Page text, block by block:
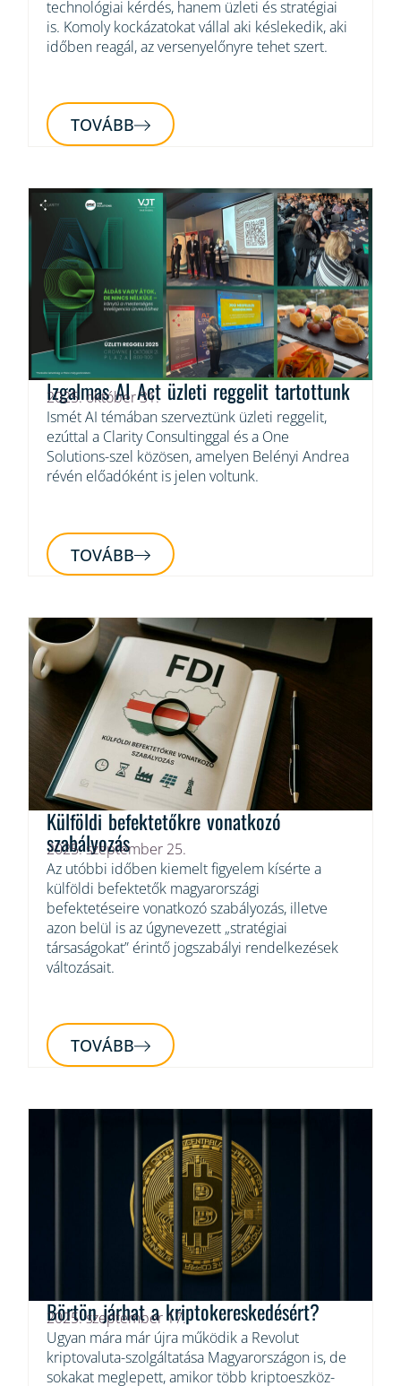
technológiai kérdés, hanem üzleti és stratégiai
is. Komoly kockázatokat vállal aki késlekedik, aki
időben reagál, az versenyelőnyre tehet szert.
TOVÁBB
Izgalmas AI Act üzleti reggelit tartottunk
2025. október 31.
Ismét AI témában szerveztünk üzleti reggelit,
ezúttal a Clarity Consultinggal és a One
Solutions-szel közösen, amelyen Belényi Andrea
révén előadóként is jelen voltunk.
TOVÁBB
Külföldi befektetőkre vonatkozó
szabályozás
2025. szeptember 25.
Az utóbbi időben kiemelt figyelem kísérte a
külföldi befektetők magyarországi
befektetéseire vonatkozó szabályozás, illetve
azon belül is az úgynevezett „stratégiai
társaságokat” érintő jogszabályi rendelkezések
változásait.
TOVÁBB
Börtön járhat a kriptokereskedésért?
2025. szeptember 17.
Ugyan mára már újra működik a Revolut
kriptovaluta-szolgáltatása Magyarországon is, de
sokakat meglepett, amikor több kriptoeszköz-